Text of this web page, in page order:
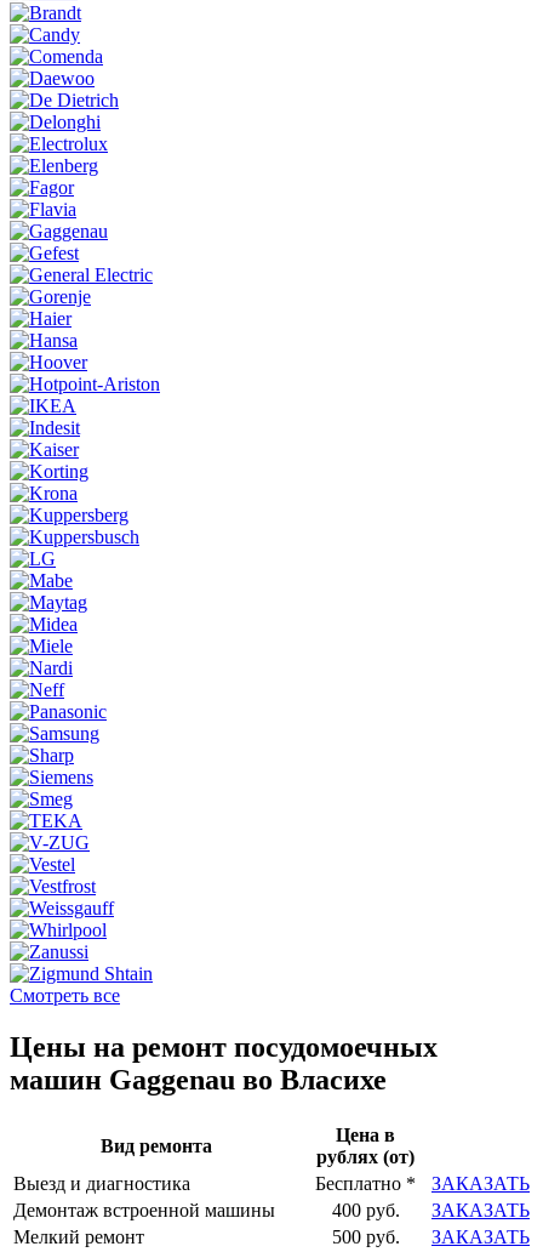
Смотреть все
Цены на ремонт посудомоечных
машин Gaggenau во Власихе
Вид ремонта
Цена в
рублях (от)
Выезд и диагностика
Бесплатно *
ЗАКАЗАТЬ
Демонтаж встроенной машины
400 руб.
ЗАКАЗАТЬ
Мелкий ремонт
500 руб.
ЗАКАЗАТЬ